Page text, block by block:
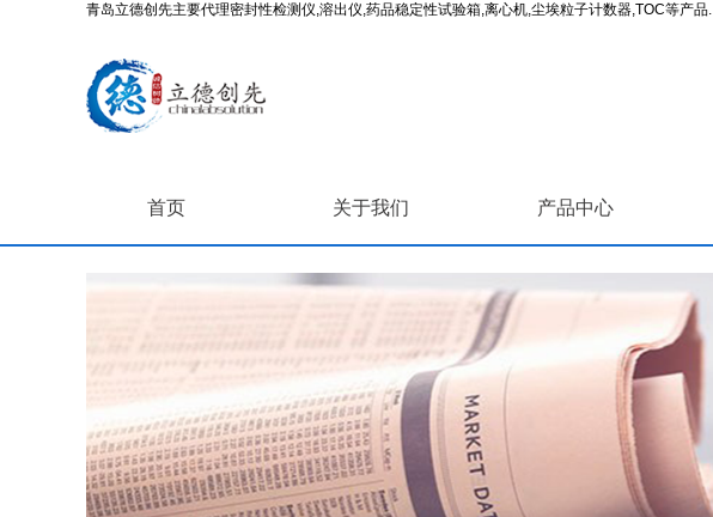
青岛立德创先主要代理密封性检测仪,溶出仪,药品稳定性试验箱,离心机,尘埃粒子计数器,TOC等产品.
首页 关于我们 产品中心